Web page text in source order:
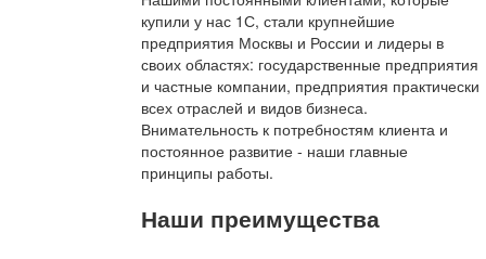
купили у нас 1С, стали крупнейшие
предприятия Москвы и России и лидеры в
своих областях: государственные предприятия
и частные компании, предприятия практически
всех отраслей и видов бизнеса.
Внимательность к потребностям клиента и
постоянное развитие - наши главные
принципы работы.
Наши преимущества